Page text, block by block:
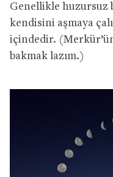
Genellikle
kendisini aşmaya
içindedir.
bakmak lazım.)